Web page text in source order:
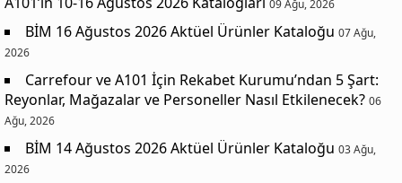
09 Ağu, 2026
BİM 16 Ağustos 2026 Aktüel Ürünler Kataloğu 07 Ağu,
2026
Carrefour ve A101 İçin Rekabet Kurumu’ndan 5 Şart:
Reyonlar, Mağazalar ve Personeller Nasıl Etkilenecek? 06
Ağu, 2026
BİM 14 Ağustos 2026 Aktüel Ürünler Kataloğu 03 Ağu,
2026